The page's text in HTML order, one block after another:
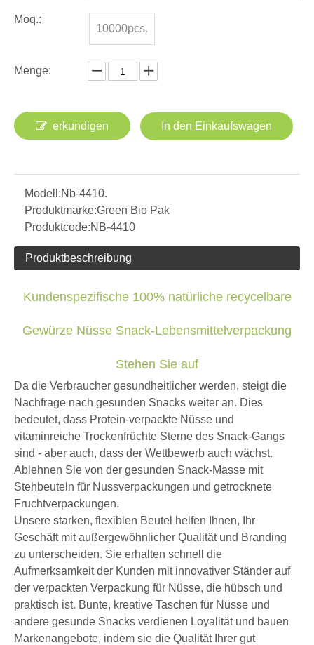
Moq.:
10000pcs.
Menge:
erkundigen In den Einkaufswagen
Modell:Nb-4410.
Produktmarke:Green Bio Pak
Produktcode:NB-4410
Produktbeschreibung
Kundenspezifische 100% natürliche recycelbare
Gewürze Nüsse Snack-Lebensmittelverpackung
Stehen Sie auf
Da die Verbraucher gesundheitlicher werden, steigt die
Nachfrage nach gesunden Snacks weiter an. Dies
bedeutet, dass Protein-verpackte Nüsse und
vitaminreiche Trockenfrüchte Sterne des Snack-Gangs
sind - aber auch, dass der Wettbewerb auch wächst.
Ablehnen Sie von der gesunden Snack-Masse mit
Stehbeuteln für Nussverpackungen und getrocknete
Fruchtverpackungen.
Unsere starken, flexiblen Beutel helfen Ihnen, Ihr
Geschäft mit außergewöhnlicher Qualität und Branding
zu unterscheiden. Sie erhalten schnell die
Aufmerksamkeit der Kunden mit innovativer Ständer auf
der verpackten Verpackung für Nüsse, die hübsch und
praktisch ist. Bunte, kreative Taschen für Nüsse und
andere gesunde Snacks verdienen Loyalität und bauen
Markenangebote, indem sie die Qualität Ihrer gut